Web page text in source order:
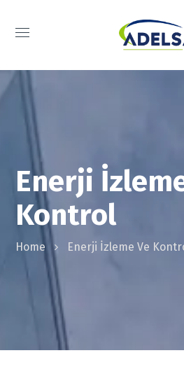
Enerji
Kontrol
Home Enerji İzleme Ve